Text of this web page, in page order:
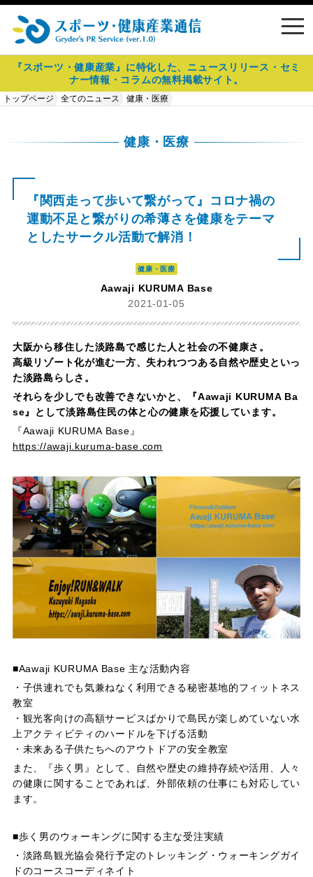
『スポーツ・健康産業』に特化した、ニュースリリース・セミ
ナー情報・コラムの無料掲載サイト。
トップページ 全てのニュース
健康・医療
健康・医療
『関西走って歩いて繋がって』コロナ禍の
運動不足と繋がりの希薄さを健康をテーマ
としたサークル活動で解消！
健康・医療
Aawaji KURUMA Base
2021-01-05
大阪から移住した淡路島で感じた人と社会の不健康さ。
高級リゾート化が進む一方、失われつつある自然や歴史といっ
た淡路島らしさ。
それらを少しでも改善できないかと、『Aawaji KURUMA Ba
se』として淡路島住民の体と心の健康を応援しています。
『Aawaji KURUMA Base』
https://awaji.kuruma-base.com
■Aawaji KURUMA Base 主な活動内容
・子供連れでも気兼ねなく利用できる秘密基地的フィットネス
教室
・観光客向けの高額サービスばかりで島民が楽しめていない水
上アクティビティのハードルを下げる活動
・未来ある子供たちへのアウトドアの安全教室
また、『歩く男』として、自然や歴史の維持存続や活用、人々
の健康に関することであれば、外部依頼の仕事にも対応してい
ます。
■歩く男のウォーキングに関する主な受注実績
・淡路島観光協会発行予定のトレッキング・ウォーキングガイ
ドのコースコーディネイト